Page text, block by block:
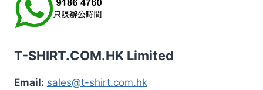
T-SHIRT.COM.HK Limited
Email: sales@t-shirt.com.hk